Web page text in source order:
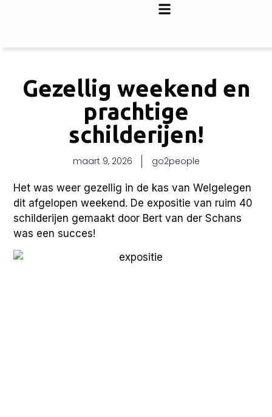
Gezellig weekend en
prachtige
schilderijen!
maart 9, 2026 go2people
Het was weer gezellig in de kas van Welgelegen
dit afgelopen weekend. De expositie van ruim 40
schilderijen gemaakt door Bert van der Schans
was een succes!